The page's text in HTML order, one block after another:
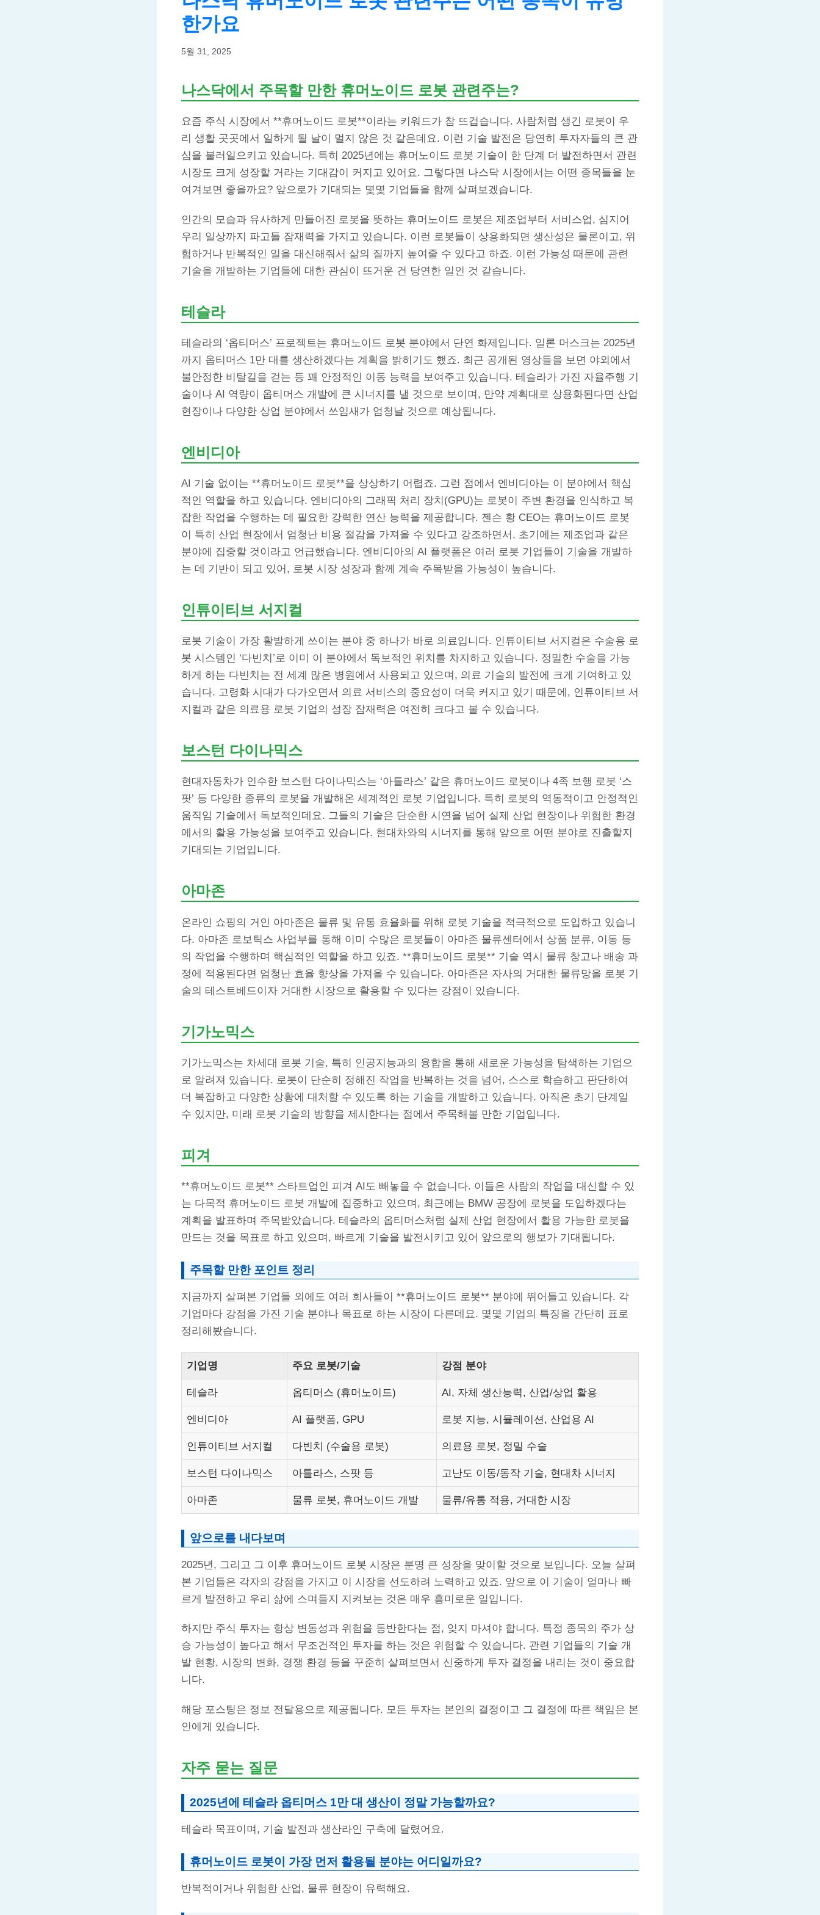
한가요
5월 31, 2025
나스닥에서 주목할 만한 휴머노이드 로봇 관련주는?
요즘 주식 시장에서 **휴머노이드 로봇**이라는 키워드가 참 뜨겁습니다. 사람처럼 생긴 로봇이 우
리 생활 곳곳에서 일하게 될 날이 멀지 않은 것 같은데요. 이런 기술 발전은 당연히 투자자들의 큰 관
심을 불러일으키고 있습니다. 특히 2025년에는 휴머노이드 로봇 기술이 한 단계 더 발전하면서 관련
시장도 크게 성장할 거라는 기대감이 커지고 있어요. 그렇다면 나스닥 시장에서는 어떤 종목들을 눈
여겨보면 좋을까요? 앞으로가 기대되는 몇몇 기업들을 함께 살펴보겠습니다.
인간의 모습과 유사하게 만들어진 로봇을 뜻하는 휴머노이드 로봇은 제조업부터 서비스업, 심지어
우리 일상까지 파고들 잠재력을 가지고 있습니다. 이런 로봇들이 상용화되면 생산성은 물론이고, 위
험하거나 반복적인 일을 대신해줘서 삶의 질까지 높여줄 수 있다고 하죠. 이런 가능성 때문에 관련
기술을 개발하는 기업들에 대한 관심이 뜨거운 건 당연한 일인 것 같습니다.
테슬라
테슬라의 ‘옵티머스’ 프로젝트는 휴머노이드 로봇 분야에서 단연 화제입니다. 일론 머스크는 2025년
까지 옵티머스 1만 대를 생산하겠다는 계획을 밝히기도 했죠. 최근 공개된 영상들을 보면 야외에서
불안정한 비탈길을 걷는 등 꽤 안정적인 이동 능력을 보여주고 있습니다. 테슬라가 가진 자율주행 기
술이나 AI 역량이 옵티머스 개발에 큰 시너지를 낼 것으로 보이며, 만약 계획대로 상용화된다면 산업
현장이나 다양한 상업 분야에서 쓰임새가 엄청날 것으로 예상됩니다.
엔비디아
AI 기술 없이는 **휴머노이드 로봇**을 상상하기 어렵죠. 그런 점에서 엔비디아는 이 분야에서 핵심
적인 역할을 하고 있습니다. 엔비디아의 그래픽 처리 장치(GPU)는 로봇이 주변 환경을 인식하고 복
잡한 작업을 수행하는 데 필요한 강력한 연산 능력을 제공합니다. 젠슨 황 CEO는 휴머노이드 로봇
이 특히 산업 현장에서 엄청난 비용 절감을 가져올 수 있다고 강조하면서, 초기에는 제조업과 같은
분야에 집중할 것이라고 언급했습니다. 엔비디아의 AI 플랫폼은 여러 로봇 기업들이 기술을 개발하
는 데 기반이 되고 있어, 로봇 시장 성장과 함께 계속 주목받을 가능성이 높습니다.
인튜이티브 서지컬
로봇 기술이 가장 활발하게 쓰이는 분야 중 하나가 바로 의료입니다. 인튜이티브 서지컬은 수술용 로
봇 시스템인 ‘다빈치’로 이미 이 분야에서 독보적인 위치를 차지하고 있습니다. 정밀한 수술을 가능
하게 하는 다빈치는 전 세계 많은 병원에서 사용되고 있으며, 의료 기술의 발전에 크게 기여하고 있
습니다. 고령화 시대가 다가오면서 의료 서비스의 중요성이 더욱 커지고 있기 때문에, 인튜이티브 서
지컬과 같은 의료용 로봇 기업의 성장 잠재력은 여전히 크다고 볼 수 있습니다.
보스턴 다이나믹스
현대자동차가 인수한 보스턴 다이나믹스는 ‘아틀라스’ 같은 휴머노이드 로봇이나 4족 보행 로봇 ‘스
팟’ 등 다양한 종류의 로봇을 개발해온 세계적인 로봇 기업입니다. 특히 로봇의 역동적이고 안정적인
움직임 기술에서 독보적인데요. 그들의 기술은 단순한 시연을 넘어 실제 산업 현장이나 위험한 환경
에서의 활용 가능성을 보여주고 있습니다. 현대차와의 시너지를 통해 앞으로 어떤 분야로 진출할지
기대되는 기업입니다.
아마존
온라인 쇼핑의 거인 아마존은 물류 및 유통 효율화를 위해 로봇 기술을 적극적으로 도입하고 있습니
다. 아마존 로보틱스 사업부를 통해 이미 수많은 로봇들이 아마존 물류센터에서 상품 분류, 이동 등
의 작업을 수행하며 핵심적인 역할을 하고 있죠. **휴머노이드 로봇** 기술 역시 물류 창고나 배송 과
정에 적용된다면 엄청난 효율 향상을 가져올 수 있습니다. 아마존은 자사의 거대한 물류망을 로봇 기
술의 테스트베드이자 거대한 시장으로 활용할 수 있다는 강점이 있습니다.
기가노믹스
기가노믹스는 차세대 로봇 기술, 특히 인공지능과의 융합을 통해 새로운 가능성을 탐색하는 기업으
로 알려져 있습니다. 로봇이 단순히 정해진 작업을 반복하는 것을 넘어, 스스로 학습하고 판단하여
더 복잡하고 다양한 상황에 대처할 수 있도록 하는 기술을 개발하고 있습니다. 아직은 초기 단계일
수 있지만, 미래 로봇 기술의 방향을 제시한다는 점에서 주목해볼 만한 기업입니다.
피겨
**휴머노이드 로봇** 스타트업인 피겨 AI도 빼놓을 수 없습니다. 이들은 사람의 작업을 대신할 수 있
는 다목적 휴머노이드 로봇 개발에 집중하고 있으며, 최근에는 BMW 공장에 로봇을 도입하겠다는
계획을 발표하며 주목받았습니다. 테슬라의 옵티머스처럼 실제 산업 현장에서 활용 가능한 로봇을
만드는 것을 목표로 하고 있으며, 빠르게 기술을 발전시키고 있어 앞으로의 행보가 기대됩니다.
주목할 만한 포인트 정리
지금까지 살펴본 기업들 외에도 여러 회사들이 **휴머노이드 로봇** 분야에 뛰어들고 있습니다. 각
기업마다 강점을 가진 기술 분야나 목표로 하는 시장이 다른데요. 몇몇 기업의 특징을 간단히 표로
정리해봤습니다.
기업명 주요 로봇/기술 강점 분야
테슬라 옵티머스 (휴머노이드) AI, 자체 생산능력, 산업/상업 활용
엔비디아 AI 플랫폼, GPU 로봇 지능, 시뮬레이션, 산업용 AI
인튜이티브 서지컬 다빈치 (수술용 로봇) 의료용 로봇, 정밀 수술
보스턴 다이나믹스 아틀라스, 스팟 등 고난도 이동/동작 기술, 현대차 시너지
아마존 물류 로봇, 휴머노이드 개발 물류/유통 적용, 거대한 시장
앞으로를 내다보며
2025년, 그리고 그 이후 휴머노이드 로봇 시장은 분명 큰 성장을 맞이할 것으로 보입니다. 오늘 살펴
본 기업들은 각자의 강점을 가지고 이 시장을 선도하려 노력하고 있죠. 앞으로 이 기술이 얼마나 빠
르게 발전하고 우리 삶에 스며들지 지켜보는 것은 매우 흥미로운 일입니다.
하지만 주식 투자는 항상 변동성과 위험을 동반한다는 점, 잊지 마셔야 합니다. 특정 종목의 주가 상
승 가능성이 높다고 해서 무조건적인 투자를 하는 것은 위험할 수 있습니다. 관련 기업들의 기술 개
발 현황, 시장의 변화, 경쟁 환경 등을 꾸준히 살펴보면서 신중하게 투자 결정을 내리는 것이 중요합
니다.
해당 포스팅은 정보 전달용으로 제공됩니다. 모든 투자는 본인의 결정이고 그 결정에 따른 책임은 본
인에게 있습니다.
자주 묻는 질문
2025년에 테슬라 옵티머스 1만 대 생산이 정말 가능할까요?
테슬라 목표이며, 기술 발전과 생산라인 구축에 달렸어요.
휴머노이드 로봇이 가장 먼저 활용될 분야는 어디일까요?
반복적이거나 위험한 산업, 물류 현장이 유력해요.